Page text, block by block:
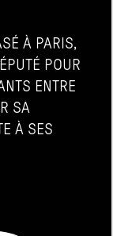
POUR
ENTRE
SA
À SES